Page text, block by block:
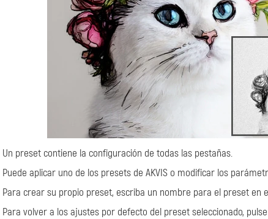
Un preset contiene la configuración de todas las pestañas.
Puede aplicar uno de los presets de AKVIS o modificar los
Para crear su propio preset, escriba un nombre para el preset en
Para volver a los ajustes por defecto del preset seleccionado, pulse